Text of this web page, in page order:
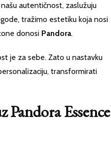
autentičnost, zaslužuju
tražimo estetiku koja nosi
donosi Pandora.
je za sebe. Zato u nastavku
transformirati
Essence